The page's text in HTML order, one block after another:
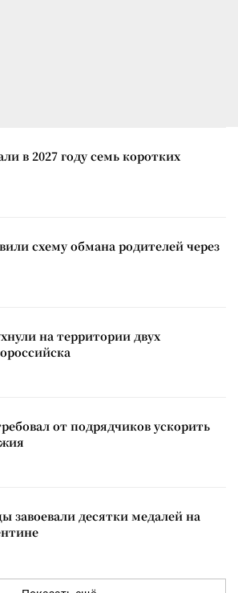
в 2027 году семь коротких
схему обмана родителей через
на территории двух
от подрядчиков ускорить
завоевали десятки медалей на